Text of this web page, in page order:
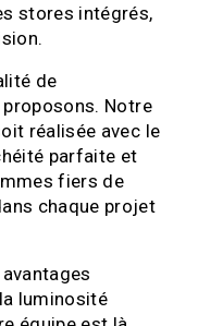
stores intégrés,
de
Notre
réalisée avec le
parfaite et
fiers de
chaque projet
luminosité